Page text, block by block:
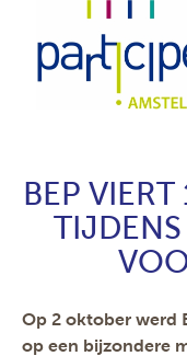
BEP
Op 2 oktober werd
op een bijzondere